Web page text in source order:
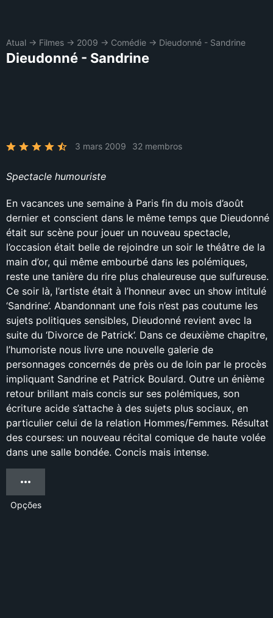
Atual → Filmes → 2009 → Comédie → Dieudonné - Sandrine
Dieudonné - Sandrine
3 mars 2009 32 membros
Spectacle humouriste
En vacances une semaine à Paris fin du mois d’août
dernier et conscient dans le même temps que Dieudonné
était sur scène pour jouer un nouveau spectacle,
l’occasion était belle de rejoindre un soir le théâtre de la
main d’or, qui même embourbé dans les polémiques,
reste une tanière du rire plus chaleureuse que sulfureuse.
Ce soir là, l’artiste était à l’honneur avec un show intitulé
‘Sandrine’. Abandonnant une fois n’est pas coutume les
sujets politiques sensibles, Dieudonné revient avec la
suite du ‘Divorce de Patrick’. Dans ce deuxième chapitre,
l’humoriste nous livre une nouvelle galerie de
personnages concernés de près ou de loin par le procès
impliquant Sandrine et Patrick Boulard. Outre un énième
retour brillant mais concis sur ses polémiques, son
écriture acide s’attache à des sujets plus sociaux, en
particulier celui de la relation Hommes/Femmes. Résultat
des courses: un nouveau récital comique de haute volée
dans une salle bondée. Concis mais intense.
Opções